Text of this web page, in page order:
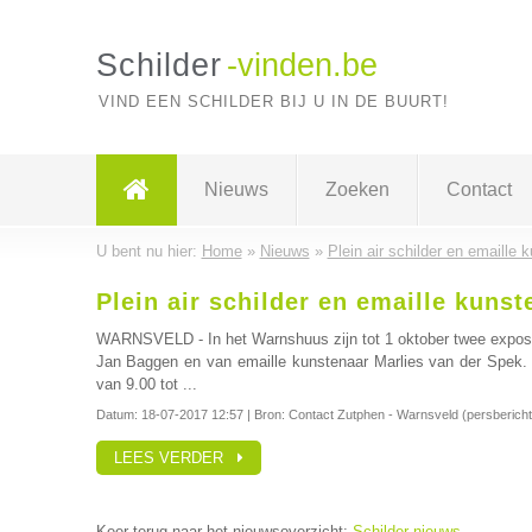
Schilder -vinden.be
VIND EEN SCHILDER BIJ U IN DE BUURT!
Nieuws Zoeken Contact
U bent nu hier: Home» Nieuws » Plein air schilder en emaille
Plein air schilder en emaille
WARNSVELD - In het Warnshuus zijn tot 1 oktober twee
Jan Baggen en van emaille kunstenaar Marlies van der
van 9.00 tot ...
Datum: 18-07-2017 12:57| Bron: Contact Zutphen - Warnsveld
LEES VERDER